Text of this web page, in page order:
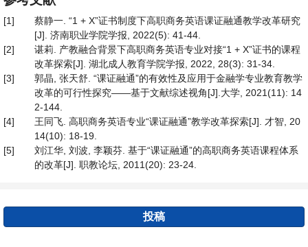
[1]
蔡静一. “1 + X”证书制度下高职商务英语课证融通教学改革研究
[J]. 济南职业学院学报, 2022(5): 41-44.
[2]
谌莉. 产教融合背景下高职商务英语专业对接“1 + X”证书的课程
改革探索[J]. 湖北成人教育学院学报, 2022, 28(3): 31-34.
[3]
郭晶, 张天舒. “课证融通”的有效性及应用于金融学专业教育教学
改革的可行性探究——基于文献综述视角[J].大学, 2021(11): 14
2-144.
[4]
王同飞. 高职商务英语专业“课证融通”教学改革探索[J]. 才智, 20
14(10): 18-19.
[5]
刘江华, 刘波, 李颖芬. 基于“课证融通”的高职商务英语课程体系
的改革[J]. 职教论坛, 2011(20): 23-24.
投稿